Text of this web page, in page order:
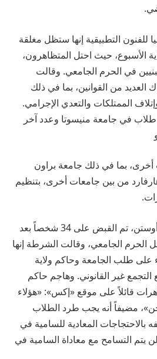
للفنون التطبيقية إنها ستظل مغلقة
الأسبوع، حيث احتل المتظاهرون،
في الحرم الجامعي. وقالت
العديد من القوانين، بما في ذلك
الممتلكات والتعدي الإجرامي.
في جامعة منيسوتا وعدد آخر
بما في ذلك جامعة براون
من بين جامعات أخرى، بتنظيم
وفي جامعة تكساس في أوستن، تم القبض على 34 شخصاً بعد
الحرم الجامعي، وقالت الشرطة إنها
على طلب الجامعة وحاكم ولاية
غير القانوني. وهاجم حاكم
قائلاً على موقع «إكس»: «هؤلاء
مضيفاً أنه يجب طرد الطلاب
بالاحتجاجات المعادية للسامية في
يتم التسامح مع معاداة السامية في